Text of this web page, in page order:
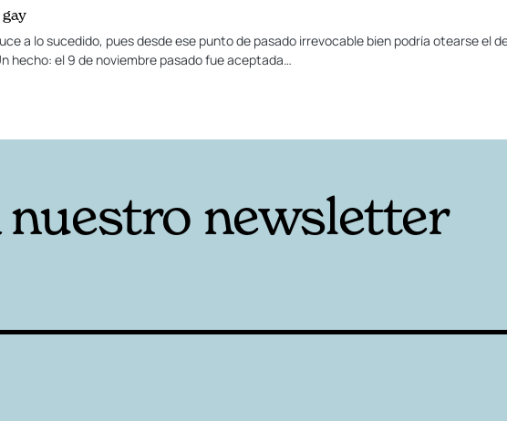
a lo sucedido, pues desde ese punto de pasado irrevocable bien podría otearse el
hecho: el 9 de noviembre pasado fue aceptada…
nuestro newsletter